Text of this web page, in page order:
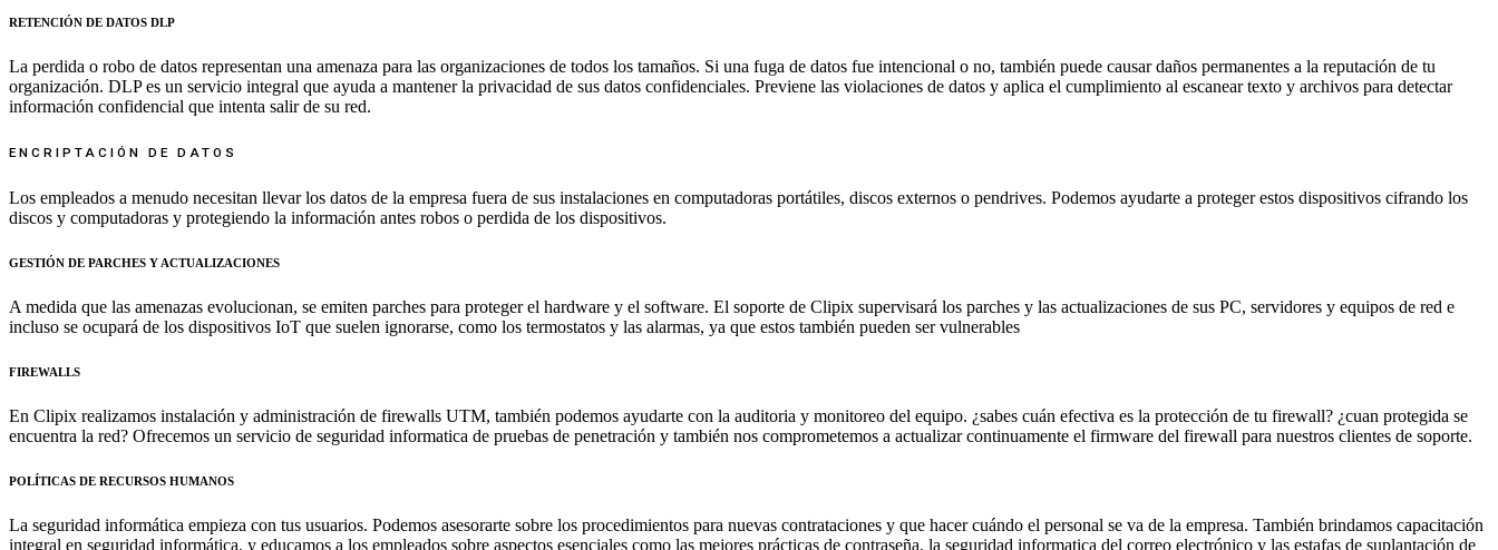
RETENCIÓN DE DATOS DLP​​
La perdida o robo de datos representan una amenaza para las organizaciones de todos los tamaños. Si una fuga de datos fue intencional o no, también puede causar daños permanentes a la reputación de tu
organización. DLP es un servicio integral que ayuda a mantener la privacidad de sus datos confidenciales. Previene las violaciones de datos y aplica el cumplimiento al escanear texto y archivos para detectar
información confidencial que intenta salir de su red.
ENCRIPTACIÓN DE DATOS
Los empleados a menudo necesitan llevar los datos de la empresa fuera de sus instalaciones en computadoras portátiles, discos externos o pendrives. Podemos ayudarte a proteger estos dispositivos cifrando los
discos y computadoras y protegiendo la información antes robos o perdida de los dispositivos.
GESTIÓN DE PARCHES Y ACTUALIZACIONES​​
A medida que las amenazas evolucionan, se emiten parches para proteger el hardware y el software. El soporte de Clipix supervisará los parches y las actualizaciones de sus PC, servidores y equipos de red e
incluso se ocupará de los dispositivos IoT que suelen ignorarse, como los termostatos y las alarmas, ya que estos también pueden ser vulnerables​​
FIREWALLS​​
En Clipix realizamos instalación y administración de firewalls UTM, también podemos ayudarte con la auditoria y monitoreo del equipo. ¿sabes cuán efectiva es la protección de tu firewall? ¿cuan protegida se
encuentra la red? Ofrecemos un servicio de seguridad informatica de pruebas de penetración y también nos comprometemos a actualizar continuamente el firmware del firewall para nuestros clientes de soporte.
POLÍTICAS DE RECURSOS HUMANOS​​
La seguridad informática empieza con tus usuarios. Podemos asesorarte sobre los procedimientos para nuevas contrataciones y que hacer cuándo el personal se va de la empresa. También brindamos capacitación
integral en seguridad informática, y educamos a los empleados sobre aspectos esenciales como las mejores prácticas de contraseña, la seguridad informatica del correo electrónico y las estafas de suplantación de